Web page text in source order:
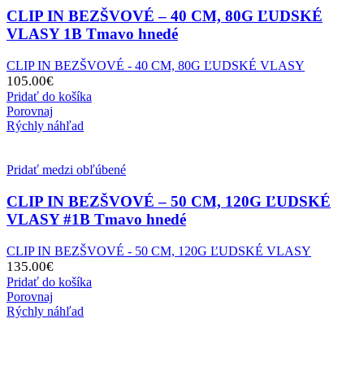
CLIP IN BEZŠVOVÉ – 40 CM, 80G ĽUDSKÉ
VLASY 1B Tmavo hnedé
CLIP IN BEZŠVOVÉ - 40 CM, 80G ĽUDSKÉ VLASY
105.00€
Pridať do košíka
Porovnaj
Rýchly náhľad
Pridať medzi obľúbené
CLIP IN BEZŠVOVÉ – 50 CM, 120G ĽUDSKÉ
VLASY #1B Tmavo hnedé
CLIP IN BEZŠVOVÉ - 50 CM, 120G ĽUDSKÉ VLASY
135.00€
Pridať do košíka
Porovnaj
Rýchly náhľad